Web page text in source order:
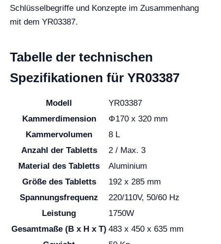
Schlüsselbegriffe und Konzepte im Zusammenhang
mit dem YR03387.
Tabelle der technischen
Spezifikationen für YR03387
Modell
YR03387
Kammerdimension
Φ170 x 320 mm
Kammervolumen
8 L
Anzahl der Tabletts
2 / Max. 3
Material des Tabletts
Aluminium
Größe des Tabletts
192 x 285 mm
Spannungsfrequenz
220/110V, 50/60 Hz
Leistung
1750W
Gesamtmaße (B x H x T) 483 x 450 x 635 mm